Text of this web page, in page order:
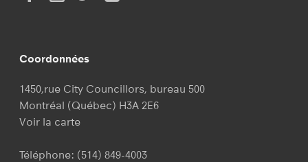
Coordonnées
1450,rue City Councillors, bureau 500
Montréal (Québec) H3A 2E6
Voir la carte
Téléphone: (514) 849-4003